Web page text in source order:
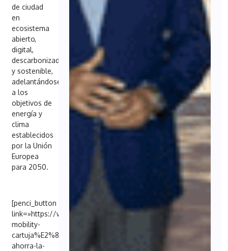
de ciudad
en
ecosistema
abierto,
digital,
descarbonizado
y sostenible,
adelantándose
a los
objetivos de
energía y
clima
establecidos
por la Unión
Europea
para 2050.
[penci_button
link=»https://www.pctcartuja.es/noticias/%E2%80%98smart-
mobility-
cartuja%E2%80%99-
ahorra-la-